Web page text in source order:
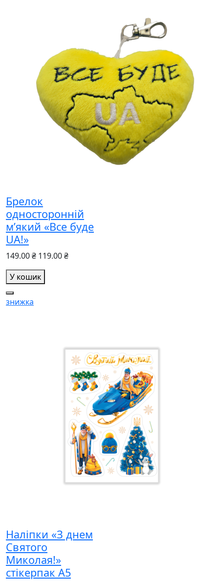
Брелок
односторонній
м’який «Все буде
UA!»
149.00 ₴ 119.00 ₴
У кошик
знижка
Наліпки «З днем
Святого
Миколая!»
стікерпак А5